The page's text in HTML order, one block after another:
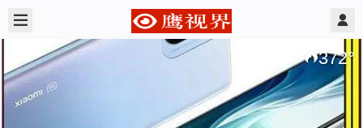
372°
鹰视界 @ 鹰视界 2021/5/04